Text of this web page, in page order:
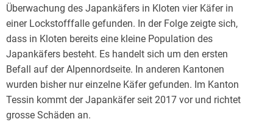
Überwachung des Japankäfers in Kloten vier Käfer in
einer Lockstofffalle gefunden. In der Folge zeigte sich,
dass in Kloten bereits eine kleine Population des
Japankäfers besteht. Es handelt sich um den ersten
Befall auf der Alpennordseite. In anderen Kantonen
wurden bisher nur einzelne Käfer gefunden. Im Kanton
Tessin kommt der Japankäfer seit 2017 vor und richtet
grosse Schäden an.